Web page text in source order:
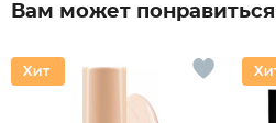
Вам может понравиться